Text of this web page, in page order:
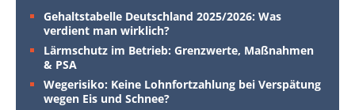
Gehaltstabelle Deutschland 2025/2026: Was
verdient man wirklich?
Lärmschutz im Betrieb: Grenzwerte, Maßnahmen
& PSA
Wegerisiko: Keine Lohnfortzahlung bei Verspätung
wegen Eis und Schnee?